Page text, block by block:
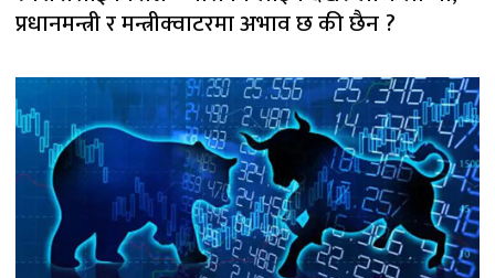
प्रधानमन्त्री र मन्त्रीक्वाटरमा अभाव छ की छैन ?